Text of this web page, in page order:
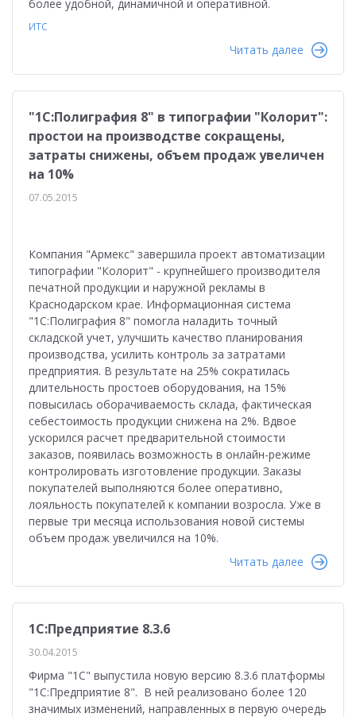
более удобной, динамичной и оперативной.
ИТС
Читать далее
"1С:Полиграфия 8" в типографии "Колорит":
простои на производстве сокращены,
затраты снижены, объем продаж увеличен
на 10%
07.05.2015
Компания "Армекс" завершила проект автоматизации
типографии "Колорит" - крупнейшего производителя
печатной продукции и наружной рекламы в
Краснодарском крае. Информационная система
"1С:Полиграфия 8" помогла наладить точный
складской учет, улучшить качество планирования
производства, усилить контроль за затратами
предприятия. В результате на 25% сократилась
длительность простоев оборудования, на 15%
повысилась оборачиваемость склада, фактическая
себестоимость продукции снижена на 2%. Вдвое
ускорился расчет предварительной стоимости
заказов, появилась возможность в онлайн-режиме
контролировать изготовление продукции. Заказы
покупателей выполняются более оперативно,
лояльность покупателей к компании возросла. Уже в
первые три месяца использования новой системы
объем продаж увеличился на 10%.
Читать далее
1С:Предприятие 8.3.6
30.04.2015
Фирма "1С" выпустила новую версию 8.3.6 платформы
"1С:Предприятие 8". В ней реализовано более 120
значимых изменений, направленных в первую очередь